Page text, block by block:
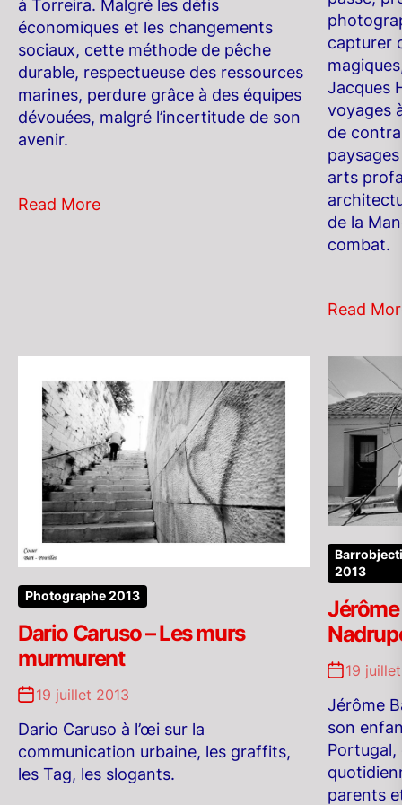
à Torreira. Malgré les défis
économiques et les changements
sociaux, cette méthode de pêche
durable, respectueuse des ressources
marines, perdure grâce à des équipes
dévouées, malgré l’incertitude de son
avenir.
Read More
capturer
Jacques
voyages
de
arts
de la
combat.
Read
Photographe 2013
Dario Caruso – Les murs
murmurent
19 juillet 2013
Dario Caruso à l’œi sur la
communication urbaine, les graffits,
les Tag, les slogants.
2013
Jérôme
19
Jérôme
son
Portugal,
parents